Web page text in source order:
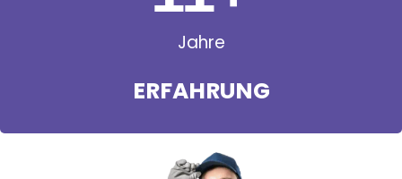
Jahre
ERFAHRUNG